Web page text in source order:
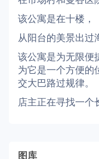
该公寓是在十楼，
从阳台的美景出过
该公寓是为无限便
为它是一个方便的
交大巴路过规律。
店主正在寻找一个
图库